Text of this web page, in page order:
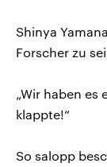
und Kandidaten
Wahl.
Audio-Archiv
Shinya
Forscher zu
„Wir haben
klappte!“
So salopp